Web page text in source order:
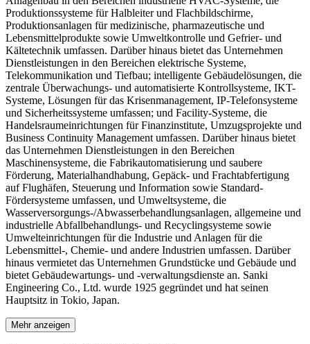
Produktionssysteme für Halbleiter und Flachbildschirme,
Produktionsanlagen für medizinische, pharmazeutische und
Lebensmittelprodukte sowie Umweltkontrolle und Gefrier- und
Kältetechnik umfassen. Darüber hinaus bietet das Unternehmen
Dienstleistungen in den Bereichen elektrische Systeme,
Telekommunikation und Tiefbau; intelligente Gebäudelösungen, die
zentrale Überwachungs- und automatisierte Kontrollsysteme, IKT-
Systeme, Lösungen für das Krisenmanagement, IP-Telefonsysteme
und Sicherheitssysteme umfassen; und Facility-Systeme, die
Handelsraumeinrichtungen für Finanzinstitute, Umzugsprojekte und
Business Continuity Management umfassen. Darüber hinaus bietet
das Unternehmen Dienstleistungen in den Bereichen
Maschinensysteme, die Fabrikautomatisierung und saubere
Förderung, Materialhandhabung, Gepäck- und Frachtabfertigung
auf Flughäfen, Steuerung und Information sowie Standard-
Fördersysteme umfassen, und Umweltsysteme, die
Wasserversorgungs-/Abwasserbehandlungsanlagen, allgemeine und
industrielle Abfallbehandlungs- und Recyclingsysteme sowie
Umwelteinrichtungen für die Industrie und Anlagen für die
Lebensmittel-, Chemie- und andere Industrien umfassen. Darüber
hinaus vermietet das Unternehmen Grundstücke und Gebäude und
bietet Gebäudewartungs- und -verwaltungsdienste an. Sanki
Engineering Co., Ltd. wurde 1925 gegründet und hat seinen
Hauptsitz in Tokio, Japan.
Mehr anzeigen